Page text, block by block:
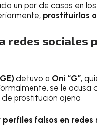
un par de casos en
prostituirlas
sociales
detuvo a Oni “G”,
se le
prostitución ajena.
perfiles falsos en redes